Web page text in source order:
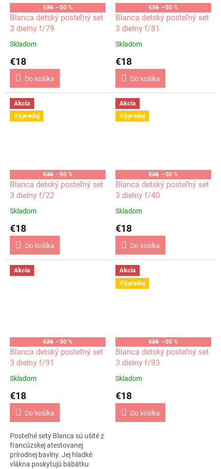
€36 –50 %
Blanca detský posteľný set
3 dielny f/79
Skladom
€18
Do košíka
€36 –50 %
Blanca detský posteľný set
3 dielny f/81
Skladom
€18
Do košíka
Akcia
Výpredaj
€36 –50 %
Blanca detský posteľný set
3 dielny f/22
Skladom
€18
Do košíka
Akcia
Výpredaj
€36 –50 %
Blanca detský posteľný set
3 dielny f/40
Skladom
€18
Do košíka
Akcia
€36 –50 %
Blanca detský posteľný set
3 dielny f/91
Skladom
€18
Do košíka
Posteľné sety Blanca sú ušité z
francúzskej atestovanej
prírodnej bavlny. Jej hladké
vlákna poskytujú bábätku
Akcia
Výpredaj
€36 –50 %
Blanca detský posteľný set
3 dielny f/93
Skladom
€18
Do košíka